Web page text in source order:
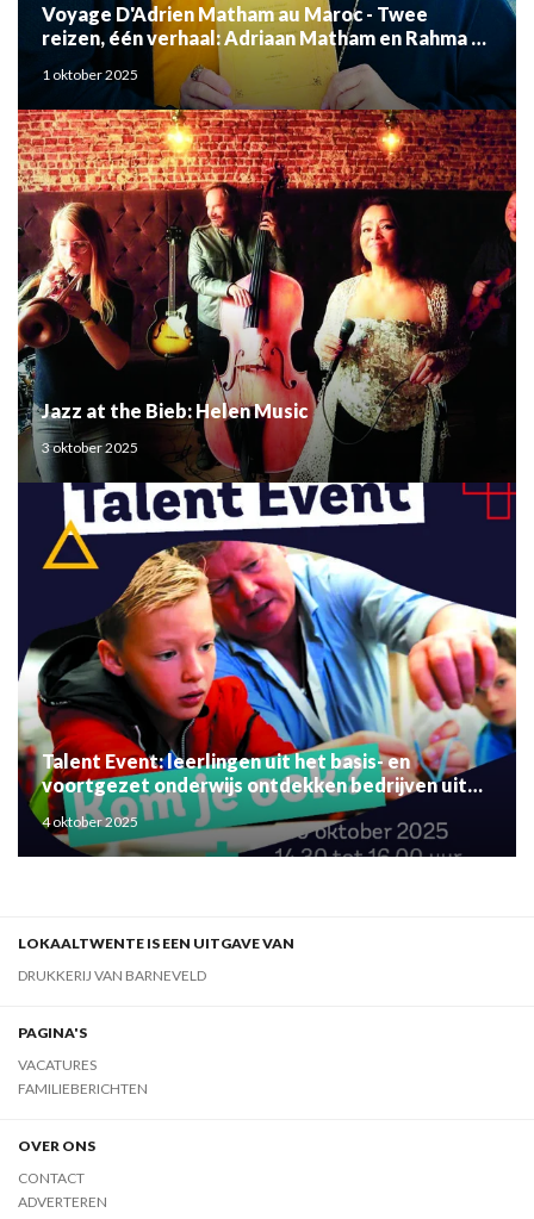
Voyage D'Adrien Matham au Maroc - Twee
reizen, één verhaal: Adriaan Matham en Rahma el
Mouden
1 oktober 2025
Jazz at the Bieb: Helen Music
3 oktober 2025
Talent Event: leerlingen uit het basis- en
voortgezet onderwijs ontdekken bedrijven uit
de regio
4 oktober 2025
LOKAALTWENTE IS EEN UITGAVE VAN
DRUKKERIJ VAN BARNEVELD
PAGINA'S
VACATURES
FAMILIEBERICHTEN
OVER ONS
CONTACT
ADVERTEREN